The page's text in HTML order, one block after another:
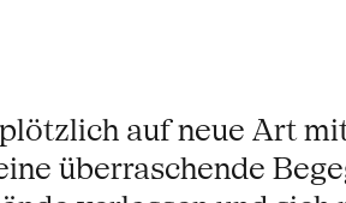
auf neue Art
überraschende